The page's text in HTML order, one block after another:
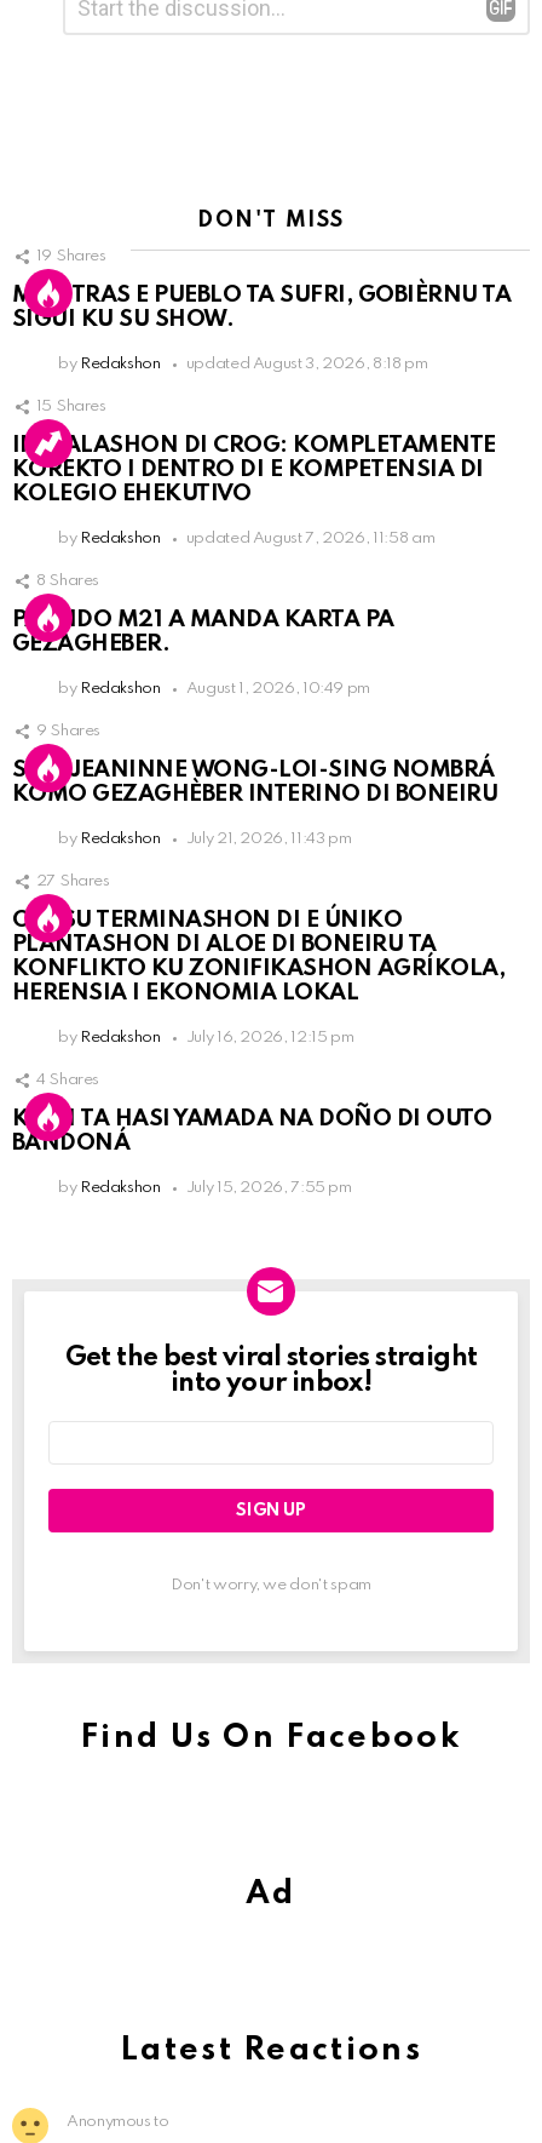
Reply
DON'T MISS
19 Shares
MIENTRAS E PUEBLO TA SUFRI, GOBIÈRNU TA
SIGUI KU SU SHOW.
by Redakshon updated August 3, 2026, 8:18 pm
15 Shares
INSTALASHON DI CROG: KOMPLETAMENTE
KOREKTO I DENTRO DI E KOMPETENSIA DI
KOLEGIO EHEKUTIVO
by Redakshon updated August 7, 2026, 11:58 am
8 Shares
PARTIDO M21 A MANDA KARTA PA
GEZAGHEBER.
by Redakshon August 1, 2026, 10:49 pm
9 Shares
SRA. JEANINNE WONG-LOI-SING NOMBRÁ
KOMO GEZAGHÈBER INTERINO DI BONEIRU
by Redakshon July 21, 2026, 11:43 pm
27 Shares
OLB SU TERMINASHON DI E ÚNIKO
PLANTASHON DI ALOE DI BONEIRU TA
KONFLIKTO KU ZONIFIKASHON AGRÍKOLA,
HERENSIA I EKONOMIA LOKAL
by Redakshon July 16, 2026, 12:15 pm
4 Shares
KPCN TA HASI YAMADA NA DOÑO DI OUTO
BANDONÁ
by Redakshon July 15, 2026, 7:55 pm
Newslett
Get the best viral stories straight
into your inbox!
Don't worry, we don't spam
Find Us On Facebook
Ad
Latest Reactions
Anonymous to